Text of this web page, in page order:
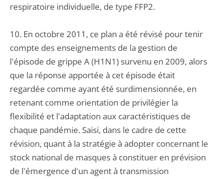
respiratoire individuelle, de type FFP2.
10. En octobre 2011, ce plan a été révisé pour tenir
compte des enseignements de la gestion de
l'épisode de grippe A (H1N1) survenu en 2009, alors
que la réponse apportée à cet épisode était
regardée comme ayant été surdimensionnée, en
retenant comme orientation de privilégier la
flexibilité et l'adaptation aux caractéristiques de
chaque pandémie. Saisi, dans le cadre de cette
révision, quant à la stratégie à adopter concernant le
stock national de masques à constituer en prévision
de l'émergence d'un agent à transmission